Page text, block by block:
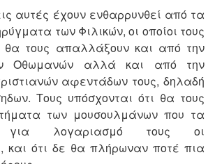
αυτές έχουν ενθαρρυνθεί από τα
των Φιλικών, οι οποίοι τους
θα τους απαλλάξουν και από την
Οθωμανών αλλά και από την
αφεντάδων τους, δηλαδή
Τους υπόσχονται ότι θα τους
των μουσουλμάνων που τα
για λογαριασμό τους οι
και ότι δε θα πλήρωναν ποτέ πια